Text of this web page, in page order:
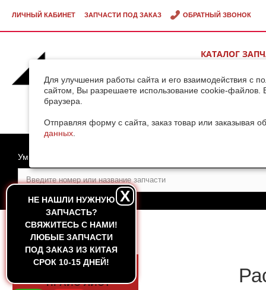
Для улучшения работы сайта и его взаимодействия с
сайтом, Вы разрешаете использование cookie-файлов.
браузера.
Отправляя форму с сайта, заказ товар или заказывая
данных
ЛИЧНЫЙ КАБИНЕТ ЗАПЧАСТИ ПОД ЗАКАЗ ОБРАТНЫЙ ЗВОНОК
КАТАЛОГ
НЕ НАШЛИ НУЖНУЮ
ЗАПЧАСТЬ?
CВЯЖИТЕСЬ С НАМИ!
ЛЮБЫЕ ЗАПЧАСТИ
ПОД ЗАКАЗ ИЗ КИТАЯ
СРОК 10-15 ДНЕЙ!
X
Умный поиск
ГЛАВНАЯ
СКАЧАТЬ
ПРАЙС-ЛИСТ